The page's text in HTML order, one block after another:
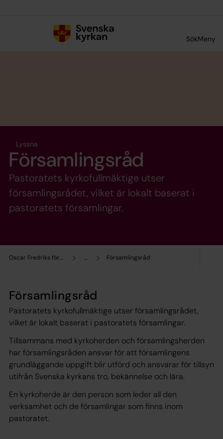
SökMeny
Oscar Fredriks församling ... Församlingsråd
Lyssna
Församlingsråd
Pastoratets kyrkofullmäktige utser
församlingsrådet, vilket är lokalt baserat i
pastoratets församlingar.
Församlingsråd
Pastoratets kyrkofullmäktige utser församlingsrådet,
vilket är lokalt baserat i pastoratets församlingar.
Tillsammans med kyrkoherden och församlingsherden
har församlingsråden ansvar för att församlingens
grundläggande uppgift blir utförd och ansvarar för tillsyn
utifrån Svenska kyrkans tro, bekännelse och lära.
En kyrkoherde är den person som leder all den
verksamhet och de församlingar som finns inom
pastoratet.